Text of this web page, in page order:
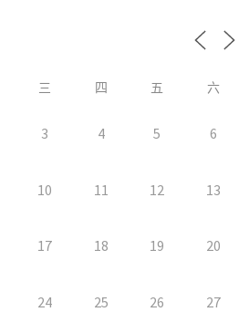
三 四 五 六
3 4 5 6
10 11 12 13
17 18 19 20
24 25 26 27